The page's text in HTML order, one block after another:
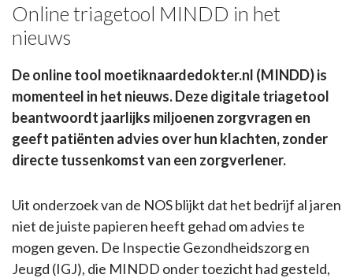
Online triagetool MINDD in het
nieuws
De online tool moetiknaardedokter.nl (MINDD) is
momenteel in het nieuws. Deze digitale triagetool
beantwoordt jaarlijks miljoenen zorgvragen en
geeft patiënten advies over hun klachten, zonder
directe tussenkomst van een zorgverlener.
Uit onderzoek van de NOS blijkt dat het bedrijf al jaren
niet de juiste papieren heeft gehad om advies te
mogen geven. De Inspectie Gezondheidszorg en
Jeugd (IGJ), die MINDD onder toezicht had gesteld,